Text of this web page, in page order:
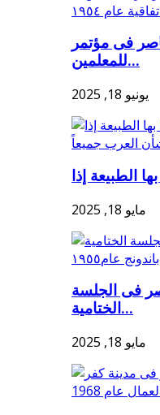
فى مؤتمر
للمعلمين...
يونيو 18, 2025
مايو 18, 2025
فى الجلسة
الختامية...
مايو 18, 2025